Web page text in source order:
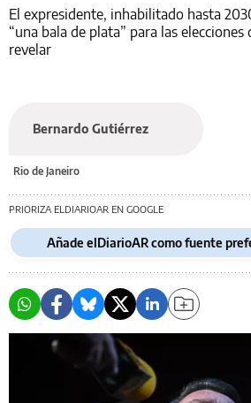
El expresidente, inhabilitado hasta
“una bala de plata” para las
revelar
Bernardo Gutiérrez
Rio de Janeiro
PRIORIZA ELDIARIOAR EN GOOGLE
Añade elDiarioAR como fuente